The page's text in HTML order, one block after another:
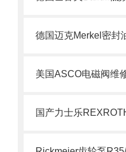
德国迈克Merkel密封
美国ASCO电磁阀维